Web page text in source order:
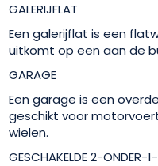
GALERIJFLAT
Een galerijflat is een
uitkomt op een aan de
GARAGE
Een garage is een
geschikt voor
wielen.
GESCHAKELDE 2-ONDER-